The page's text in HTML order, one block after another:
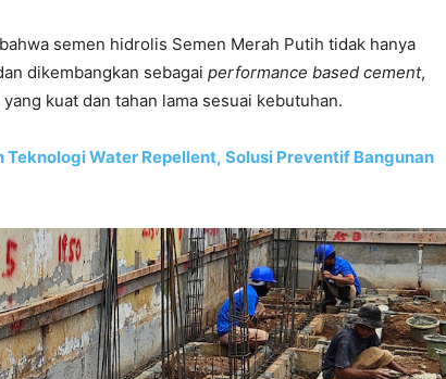
semen hidrolis Semen Merah Putih tidak hanya
dikembangkan sebagai performance based cement,
kuat dan tahan lama sesuai kebutuhan.
Water Repellent, Solusi Preventif Bangunan